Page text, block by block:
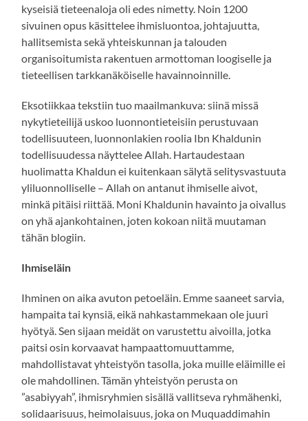
kyseisiä tieteenaloja oli edes nimetty. Noin 1200
sivuinen opus käsittelee ihmisluontoa, johtajuutta,
hallitsemista sekä yhteiskunnan ja talouden
organisoitumista rakentuen armottoman loogiselle ja
tieteellisen tarkkanäköiselle havainnoinnille.
Eksotiikkaa tekstiin tuo maailmankuva: siinä missä
nykytieteilijä uskoo luonnontieteisiin perustuvaan
todellisuuteen, luonnonlakien roolia Ibn Khaldunin
todellisuudessa näyttelee Allah. Hartaudestaan
huolimatta Khaldun ei kuitenkaan sälytä selitysvastuuta
yliluonnolliselle – Allah on antanut ihmiselle aivot,
minkä pitäisi riittää. Moni Khaldunin havainto ja oivallus
on yhä ajankohtainen, joten kokoan niitä muutaman
tähän blogiin.
Ihmiseläin
Ihminen on aika avuton petoeläin. Emme saaneet sarvia,
hampaita tai kynsiä, eikä nahkastammekaan ole juuri
hyötyä. Sen sijaan meidät on varustettu aivoilla, jotka
paitsi osin korvaavat hampaattomuuttamme,
mahdollistavat yhteistyön tasolla, joka muille eläimille ei
ole mahdollinen. Tämän yhteistyön perusta on
”asabiyyah”, ihmisryhmien sisällä vallitseva ryhmähenki,
solidaarisuus, heimolaisuus, joka on Muquaddimahin